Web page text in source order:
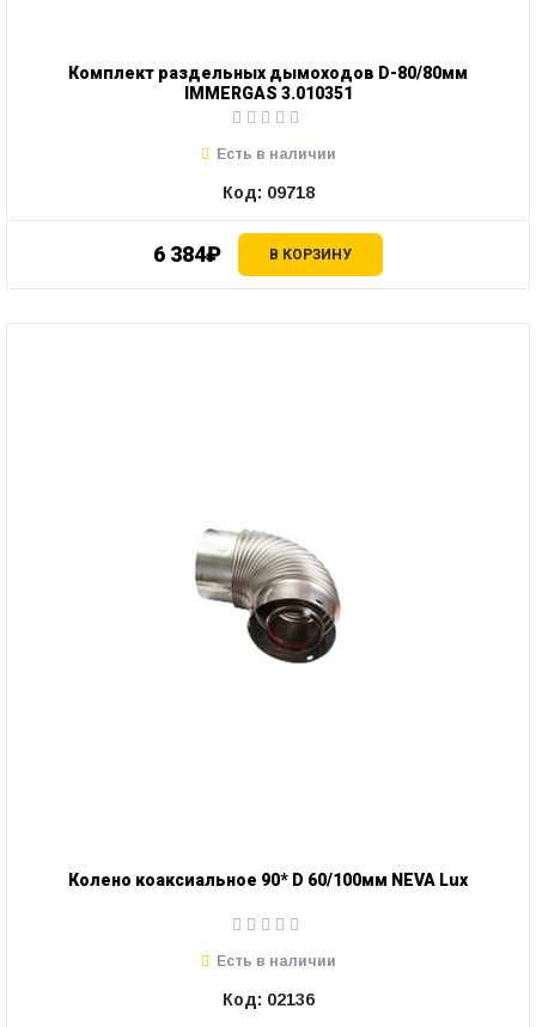
Комплект раздельных дымоходов D-80/80мм
IMMERGAS 3.010351
6 384₽ В КОРЗИНУ
Есть в наличии
Код: 09718
Колено коаксиальное 90* D 60/100мм NEVA Lux
Есть в наличии
Код: 02136